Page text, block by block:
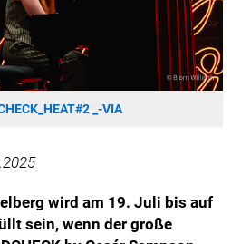
_-VIA
wird am 19. Juli bis auf
sein, wenn der große